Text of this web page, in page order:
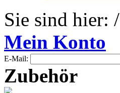
Sie sind hier: /
Mein Konto
E-Mail:
Zubehör